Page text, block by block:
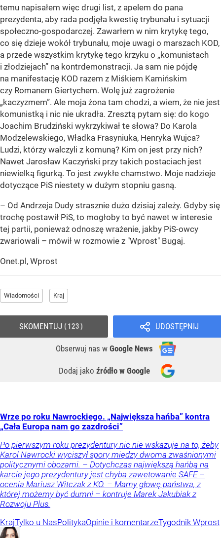
temu napisałem więc drugi list, z apelem do pana
prezydenta, aby rada podjęła kwestię trybunału i sytuacji
społeczno-gospodarczej. Zawarłem w nim krytykę tego,
co się dzieje wokół trybunału, moje uwagi o marszach KOD,
a przede wszystkim krytykę tego krzyku o „komunistach
i złodziejach” na kontrdemonstracji. Ja sam nie pójdę
na manifestację KOD razem z Miśkiem Kamińskim
czy Romanem Giertychem. Wolę już zagrożenie
„kaczyzmem”. Ale moja żona tam chodzi, a wiem, że nie jest
komunistką i nic nie ukradła. Zresztą pytam się: do kogo
Joachim Brudziński wykrzykiwał te słowa? Do Karola
Modzelewskiego, Władka Frasyniuka, Henryka Wujca?
Ludzi, którzy walczyli z komuną? Kim on jest przy nich?
Nawet Jarosław Kaczyński przy takich postaciach jest
niewielką figurką. To jest zwykłe chamstwo. Moje nadzieje
dotyczące PiS niestety w dużym stopniu gasną.
– Od Andrzeja Dudy strasznie dużo dzisiaj zależy. Gdyby się
trochę postawił PiS, to mogłoby to być nawet w interesie
tej partii, ponieważ odnoszę wrażenie, jakby PiS-owcy
zwariowali – mówił w rozmowie z "Wprost" Bugaj.
Onet.pl, Wprost
Wiadomości Kraj
UDOSTĘPNIJ
Obserwuj nas w Google News
Dodaj jako źródło w Google
SKOMENTUJ 123
Wrze po roku Nawrockiego. „Największa hańba” kontra
„Cała Europa nam go zazdrości”
Po pierwszym roku prezydentury nic nie wskazuje na to, żeby
Karol Nawrocki wyciszył spory między dwoma zwaśnionymi
politycznymi obozami. – Dotychczas największą hańbą na
karcie jego prezydentury jest chyba zawetowanie SAFE –
ocenia Mariusz Witczak z KO. – Mamy głowę państwa, z
której możemy być dumni – kontruje Marek Jakubiak z
Rozwoju Plus.
KrajTylko u NasPolitykaOpinie i komentarzeTygodnik Wprost